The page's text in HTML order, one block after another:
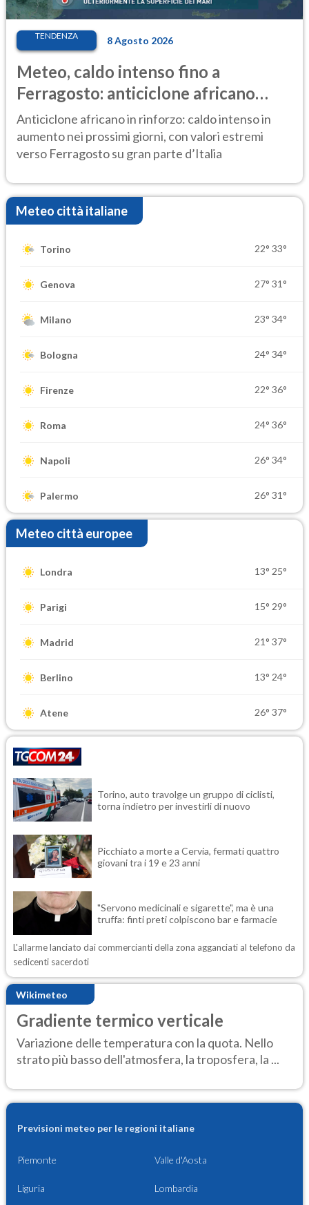
TENDENZA 8 Agosto 2026
Meteo, caldo intenso fino a
Ferragosto: anticiclone africano
ancora protagonista
Anticiclone africano in rinforzo: caldo intenso in
aumento nei prossimi giorni, con valori estremi
verso Ferragosto su gran parte d’Italia
Meteo città italiane
Torino 22° 33°
Genova 27° 31°
Milano 23° 34°
Bologna 24° 34°
Firenze 22° 36°
Roma 24° 36°
Napoli 26° 34°
Palermo 26° 31°
Meteo città europee
Londra 13° 25°
Parigi 15° 29°
Madrid 21° 37°
Berlino 13° 24°
Atene 26° 37°
Torino, auto travolge un gruppo di ciclisti,
torna indietro per investirli di nuovo
Picchiato a morte a Cervia, fermati quattro
giovani tra i 19 e 23 anni
"Servono medicinali e sigarette", ma è una
truffa: finti preti colpiscono bar e farmacie
L'allarme lanciato dai commercianti della zona agganciati al telefono da
sedicenti sacerdoti
Wikimeteo
Gradiente termico verticale
Variazione delle temperatura con la quota. Nello
strato più basso dell'atmosfera, la troposfera, la ...
Previsioni meteo per le regioni italiane
Piemonte Valle d'Aosta
Liguria Lombardia